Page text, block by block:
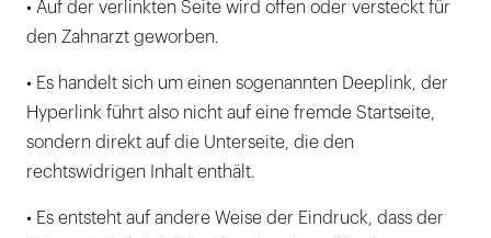
• Auf der verlinkten Seite wird offen oder versteckt für
den Zahnarzt geworben.
• Es handelt sich um einen sogenannten Deeplink, der
Hyperlink führt also nicht auf eine fremde Startseite,
sondern direkt auf die Unterseite, die den
rechtswidrigen Inhalt enthält.
• Es entsteht auf andere Weise der Eindruck, dass der